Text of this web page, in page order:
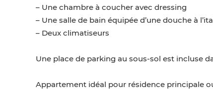
– Une chambre à coucher avec dressing
– Une salle de bain équipée d’une douche à
– Deux climatiseurs
Une place de parking au sous-sol est incluse
Appartement idéal pour résidence principale